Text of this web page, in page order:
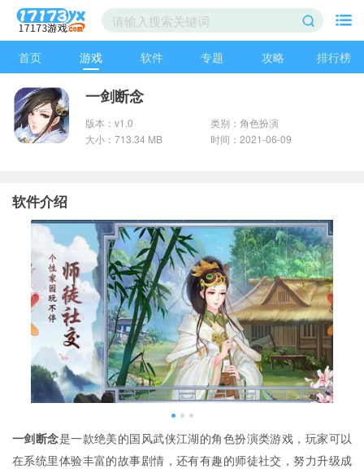
首页 游戏 软件 专题 攻略 排行榜
一剑断念
版本：v1.0
类别：角色扮演
大小：713.34 MB
时间：2021-06-09
软件介绍
一剑断念是一款绝美的国风武侠江湖的角色扮演类游戏，玩家可以
在系统里体验丰富的故事剧情，还有有趣的师徒社交，努力升级成